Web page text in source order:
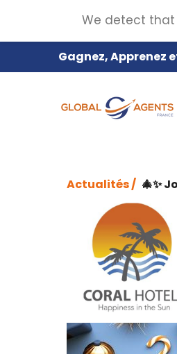
Gagnez, Apprenez
Actualités / 🎄✨
We detect that